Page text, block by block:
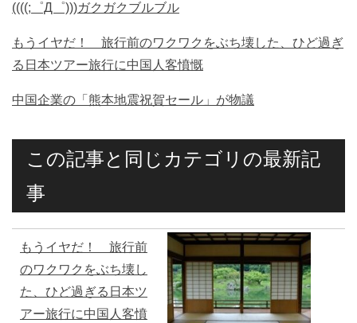
((((;゜Д゜)))ガクガクブルブル
もうイヤだ！ 旅行前のワクワクをぶち壊した、ひど過ぎ
る日本ツアー旅行に中国人客憤慨
中国企業の「熊本地震祝賀セール」が物議
この記事と同じカテゴリの最新記
事
もうイヤだ！ 旅行前
のワクワクをぶち壊し
た、ひど過ぎる日本ツ
アー旅行に中国人客憤